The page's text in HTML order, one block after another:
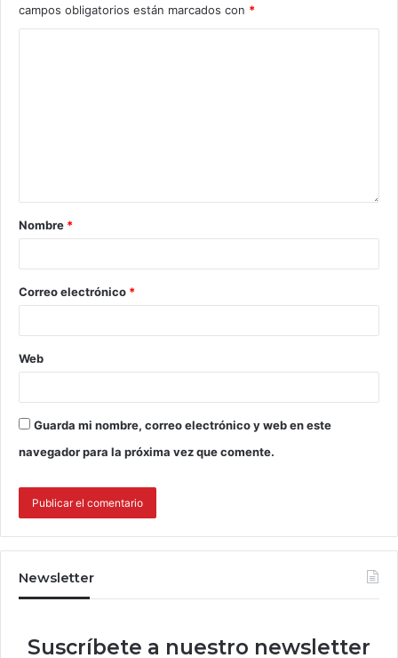
campos obligatorios están marcados con *
Nombre *
Correo electrónico *
Web
Guarda mi nombre, correo electrónico y web en este
navegador para la próxima vez que comente.
Newsletter
Suscríbete a nuestro newsletter